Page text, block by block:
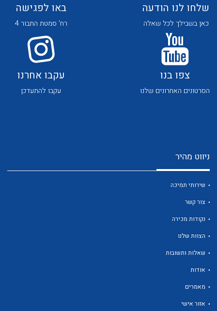
שלחו לנו הודעה
כאן בשבילך לכל שאלה
באו לפגישה
רח' סמטת התבור 4
צפו בנו
הסרטונים האחרונים שלנו
עקבו אחרנו
עקבו להתעדכן
ניווט מהיר
שירותי תמיכה
צור קשר
נקודות מכירה
הצוות שלנו
שאלות ותשובות
אודות
מאמרים
אזור אישי